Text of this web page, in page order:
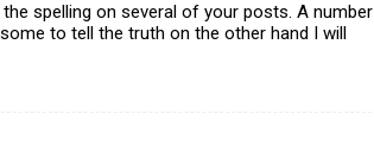
spelling on several of your posts. A number
to tell the truth on the other hand I will